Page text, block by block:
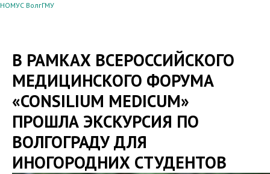
НОМУС ВолгГМУ
В РАМКАХ ВСЕРОССИЙСКОГО
МЕДИЦИНСКОГО ФОРУМА
«CONSILIUM MEDICUM»
ПРОШЛА ЭКСКУРСИЯ ПО
ВОЛГОГРАДУ ДЛЯ
ИНОГОРОДНИХ СТУДЕНТОВ